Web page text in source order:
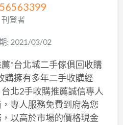
刊登者
: 2021/03/02
*台北城二手傢俱回收購
購擁有多年二手收購經
北2手收購推薦誠信專人
專人服務免費到府為您
以高於市場的價格現金